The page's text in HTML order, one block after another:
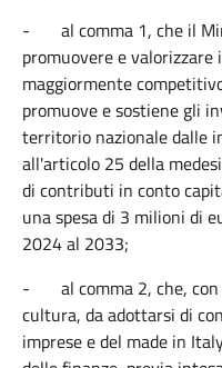
- al comma 1, che il
promuovere e
maggiormente
promuove e sostiene gli
territorio nazionale dalle
all'articolo 25 della
di contributi in conto
una spesa di 3 milioni di
2024 al 2033;
- al comma 2, che,
cultura, da adottarsi di
imprese e del made in